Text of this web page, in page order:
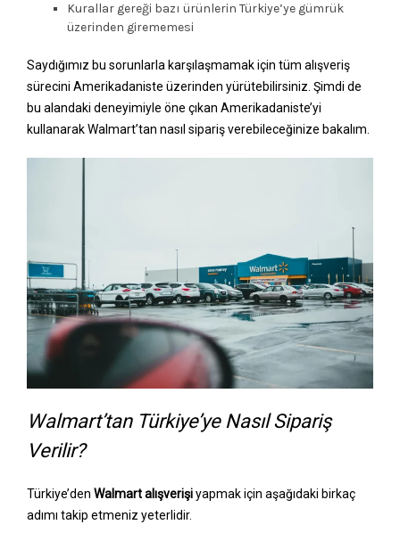
Kurallar gereği bazı ürünlerin Türkiye’ye gümrük
üzerinden girememesi
Saydığımız bu sorunlarla karşılaşmamak için tüm alışveriş
sürecini Amerikadaniste üzerinden yürütebilirsiniz. Şimdi de
bu alandaki deneyimiyle öne çıkan Amerikadaniste’yi
kullanarak Walmart’tan nasıl sipariş verebileceğinize bakalım.
Walmart’tan Türkiye’ye Nasıl Sipariş
Verilir?
Türkiye’den Walmart alışverişiyapmak için aşağıdaki birkaç
adımı takip etmeniz yeterlidir.